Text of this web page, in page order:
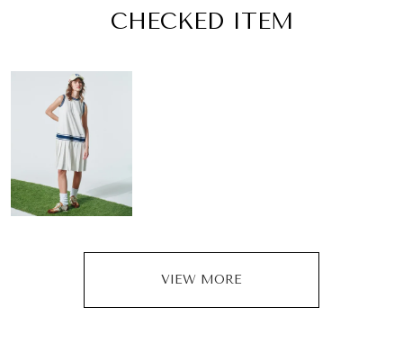
CHECKED ITEM
VIEW MORE